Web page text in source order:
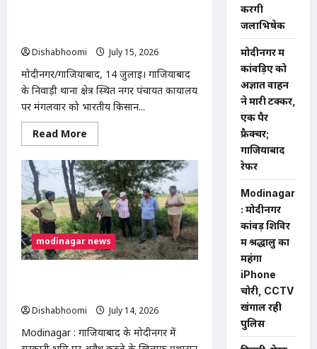
रेस्क्यू
Dishabhoomi
July 15, 2026
मोदीनगर/गाजियाबाद, 14 जुलाई। गाजियाबाद
के निवाड़ी थाना क्षेत्र स्थित नगर पंचायत कार्यालय
पर मंगलवार को भारतीय किसान...
Read More
more
निवाड़ी
नगर
पंचायत
में
भ्रष्टाचार
के
आरोपों
पर
भाकियू
(टिकैत)
का
मांग
modinagar news
Dishabhoomi
July 14, 2026
Modinagar : गाजियाबाद के मोदीनगर में
करेंगी
जलाभिषेक
मोदीनगर में
कांवड़िए को
अज्ञात वाहन
ने मारी टक्कर,
एक पैर
फ्रैक्चर;
गाजियाबाद
रेफर
Modinagar
: मोदीनगर
कांवड़ शिविर
में श्रद्धालु का
महंगा
iPhone
चोरी, CCTV
खंगाल रही
पुलिस